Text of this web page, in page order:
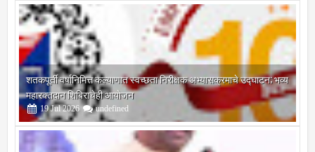
शतकपूर्ती वर्षानिमित्त कल्याणात स्वच्छता निरीक्षक अभ्यासक्रमाचे उद्घाटन; भव्य
महारक्तदान शिबिराचेही आयोजन
19 Jul 2026 undefined